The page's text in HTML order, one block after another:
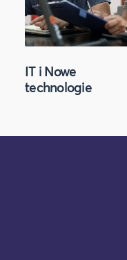
IT i Nowe
technologie